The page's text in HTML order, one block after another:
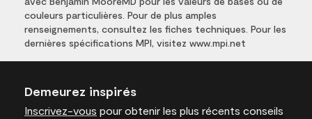
couleurs particulières. Pour de plus amples
renseignements, consultez les fiches techniques. Pour les
dernières spécifications MPI, visitez www.mpi.net
Demeurez inspirés
Inscrivez-vous pour obtenir les plus récents conseils